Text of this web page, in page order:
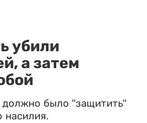
убили
а затем
должно было "защитить"
насилия.